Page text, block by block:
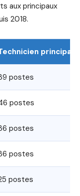
aux principaux
2018.
principal
postes
postes
postes
postes
postes